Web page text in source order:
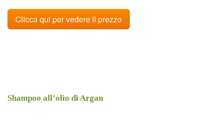
Clicca qui per vedere il prezzo
Shampoo all’olio di Argan